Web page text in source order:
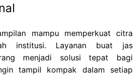
mampu memperkuat citra
institusi. Layanan buat jas
menjadi solusi tepat bagi
tampil kompak dalam setiap